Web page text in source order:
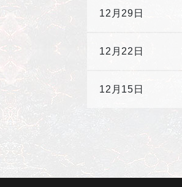
12月29日
12月22日
12月15日